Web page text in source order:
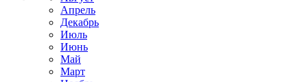
Апрель
Декабрь
Июль
Июнь
Май
Март